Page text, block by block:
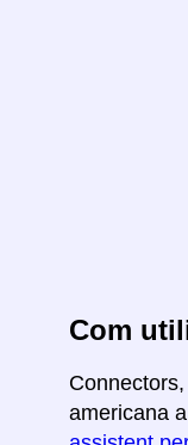
Com
americana